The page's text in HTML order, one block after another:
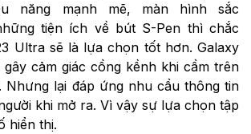
năng mạnh mẽ, màn hình sắc
tiện ích về bút S-Pen thì chắc
Ultra sẽ là lựa chọn tốt hơn. Galaxy
cảm giác cồng kềnh khi cầm trên
Nhưng lại đáp ứng nhu cầu thông tin
khi mở ra. Vì vậy sự lựa chọn tập
hiển thị.